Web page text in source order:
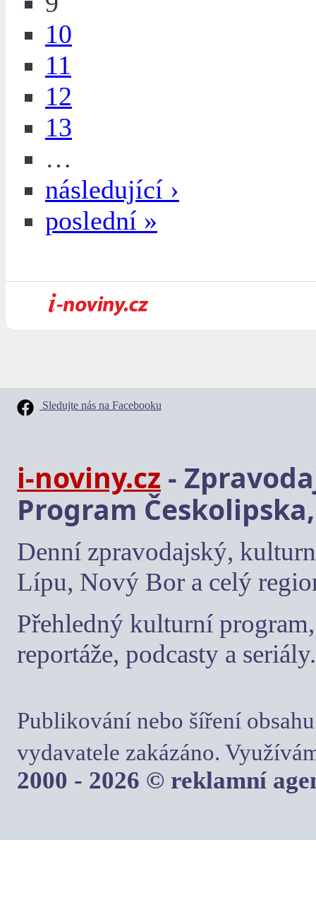
10
11
12
13
…
následující ›
poslední »
Sledujte nás na Facebooku
i-noviny.cz -
Program
Denní zpravodajský,
Lípu, Nový Bor a celý
Přehledný kulturní
reportáže, podcasty a seriály.
Publikování nebo šíření
vydavatele zakázáno.
2000 - 2026 © reklamní